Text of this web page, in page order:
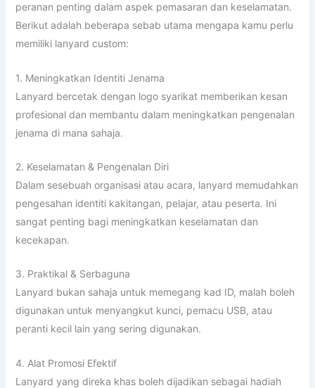
peranan penting dalam aspek pemasaran dan keselamatan.
Berikut adalah beberapa sebab utama mengapa kamu perlu
memiliki lanyard custom:
1. Meningkatkan Identiti Jenama
Lanyard bercetak dengan logo syarikat memberikan kesan
profesional dan membantu dalam meningkatkan pengenalan
jenama di mana sahaja.
2. Keselamatan & Pengenalan Diri
Dalam sesebuah organisasi atau acara, lanyard memudahkan
pengesahan identiti kakitangan, pelajar, atau peserta. Ini
sangat penting bagi meningkatkan keselamatan dan
kecekapan.
3. Praktikal & Serbaguna
Lanyard bukan sahaja untuk memegang kad ID, malah boleh
digunakan untuk menyangkut kunci, pemacu USB, atau
peranti kecil lain yang sering digunakan.
4. Alat Promosi Efektif
Lanyard yang direka khas boleh dijadikan sebagai hadiah